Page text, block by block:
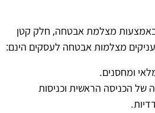
מצלמת אבטחה, חלק קטן
מצלמות אבטחה לעסקים הינם:
ומחסנים.
של הכניסה הראשית וכניסות